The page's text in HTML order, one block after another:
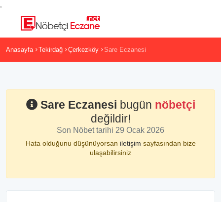
Anasayfa Tekirdağ Çerkezköy Sare Eczanesi
Sare Eczanesi bugün nöbetçi
değildir!
Son Nöbet tarihi 29 Ocak 2026
Hata olduğunu düşünüyorsan iletişim sayfasından bize
ulaşabilirsiniz